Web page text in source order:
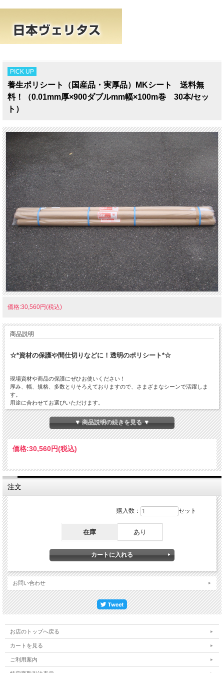
PICK UP
養生ポリシート（国産品・実厚品）MKシート 送料無
料！（0.01mm厚×900ダブルmm幅×100m巻 30本/セッ
ト）
価格:30,560円(税込)
商品説明
☆*資材の保護や間仕切りなどに！透明のポリシート*☆
現場資材や商品の保護にぜひお使いください！
厚み、幅、規格、多数とりそろえておりますので、さまざまなシーンで活躍しま
す。
用途に合わせてお選びいただけます。
■材質 ポリエチレン
※サイズが0.01mm厚み×900ダブルmm幅×100m巻です。
▼ 商品説明の続きを見る ▼
価格:30,560円(税込)
注文
購入数： セット
在庫 あり
お問い合わせ
お店のトップへ戻る
カートを見る
ご利用案内